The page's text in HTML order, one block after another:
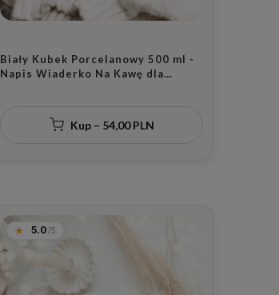
Biały Kubek Porcelanowy 500 ml -
Napis Wiaderko Na Kawę dla
Kup – 54,00 PLN
5.0